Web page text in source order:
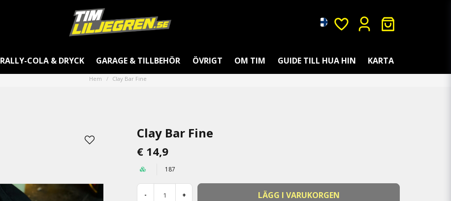
RALLY-COLA & DRYCK GARAGE & TILLBEHÖR ÖVRIGT OM TIM GUIDE TILL HUA HIN KARTA
Hem Clay Bar Fine
Clay Bar Fine
€ 14,9
187
- + LÄGG I VARUKORGEN